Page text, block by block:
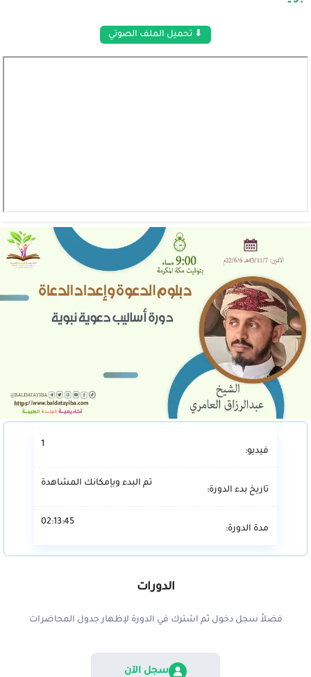
⬇ تحميل الملف الصوتي
فيديو:
1
تاريخ بدء الدورة:
تم البدء وبإمكانك المشاهدة
مدة الدورة:
02:13:45
الدورات
فضلاً سجل دخول ثم اشترك في الدورة لإظهار جدول المحاضرات
سجل الآن